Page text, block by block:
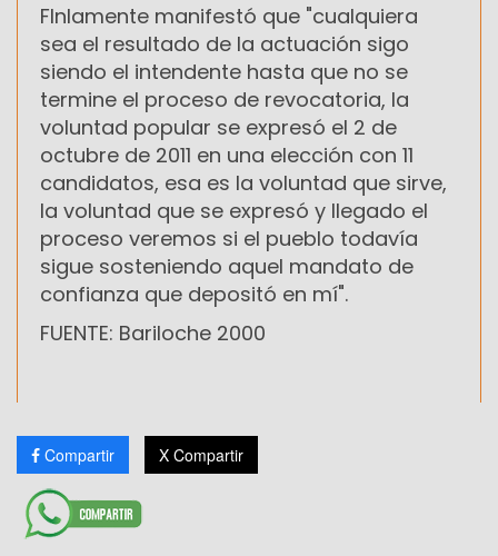
FInlamente manifestó que "cualquiera
sea el resultado de la actuación sigo
siendo el intendente hasta que no se
termine el proceso de revocatoria, la
voluntad popular se expresó el 2 de
octubre de 2011 en una elección con 11
candidatos, esa es la voluntad que sirve,
la voluntad que se expresó y llegado el
proceso veremos si el pueblo todavía
sigue sosteniendo aquel mandato de
confianza que depositó en mí".
FUENTE: Bariloche 2000
Compartir X Compartir